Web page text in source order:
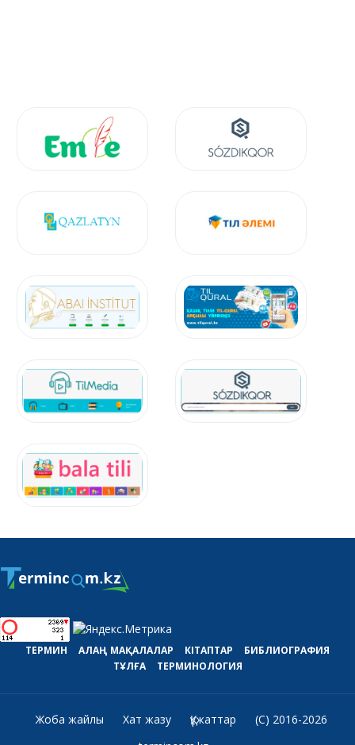
ТЕРМИН АЛАҢ МАҚАЛАЛАР КІТАПТАР
БИБЛИОГРАФИЯ
ТҰЛҒА
ТЕРМИНОЛОГИЯ
Жоба жайлы Хат жазу Құжаттар
(C) 2016-2026